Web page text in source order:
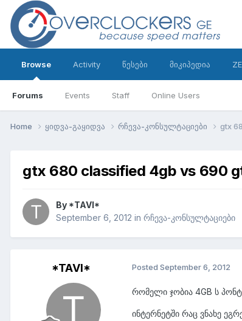
Browse
Forums Events Staff Online Users
Activity წესები მიკიპედია
Home ყიდვა-გაყიდვა რჩევა-კონსულტაციები gtx
gtx 680 classified 4gb vs 690
By *TAVI*
September 6, 2012 in რჩევა-კონსულტაციები
*TAVI* Posted September 6, 2012
რომელი ჯობია 4GB ს
ინტერნეტში რაც ვნახე